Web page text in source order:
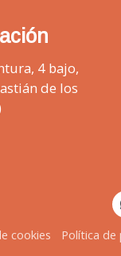
4 bajo,
de los
cookies Política de